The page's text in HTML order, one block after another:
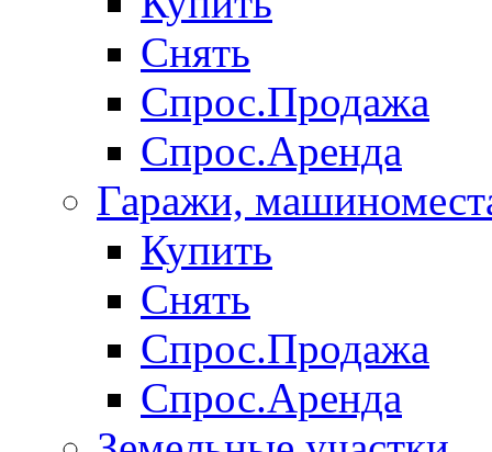
Снять
Спрос.Продажа
Спрос.Аренда
Гаражи,
Купить
Снять
Спрос.Продажа
Спрос.Аренда